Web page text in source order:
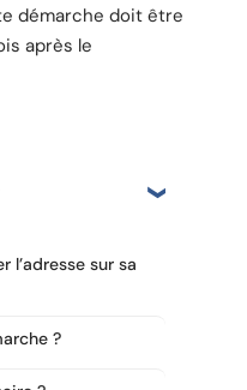
démarche doit être
après le
l’adresse sur sa
?